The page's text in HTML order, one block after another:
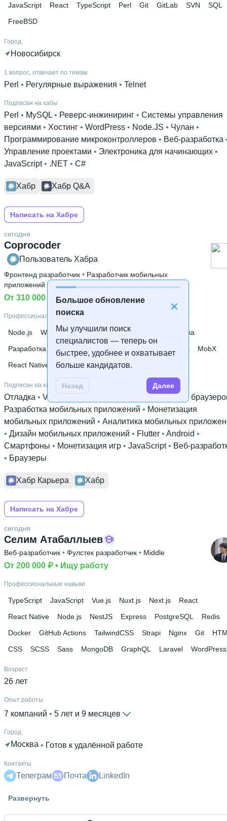
Большое обновление
поиска
Мы улучшили поиск
специалистов — теперь он
быстрее, удобнее и охватывает
больше кандидатов.
Назад Далее
JavaScript React TypeScript Perl Git GitLab SVN
SQL
FreeBSD
Город
Новосибирск
1 вопрос, отвечает по темам
Perl • Регулярные выражения • Telnet
Подписан на хабы
Perl • MySQL • Реверс-инжиниринг • Системы управления
версиями • Хостинг • WordPress • Node.JS • Чулан
Программирование микроконтроллеров • Веб-разработка
Управление проектами • Электроника для начинающих
JavaScript • .NET • C#
Хабр Хабр Q&A
Написать на Хабре
Coprocoder
сегодня
Пользователь Хабра
Фронтенд разработчик • Разработчик мобильных
приложений • Ведущий
От 310 000 ₽
Профессиональные навыки
Node.js Webpack
Кросс-платформенная разработка
Разработка мобильных приложений
MobX
React Native
React TypeScript JavaScript
Подписан на хабы
Отладка • Visual Studio
Расширения для
Разработка мобильных приложений • Монетизация
мобильных приложений • Аналитика мобильных
• Дизайн мобильных приложений • Flutter • Android
Смартфоны • Монетизация игр • JavaScript • Веб-
• Браузеры
Хабр Карьера Хабр
Написать на Хабре
Селим Атабаллыев
сегодня
Веб-разработчик • Фулстек разработчик • Middle
От 200 000 ₽ • Ищу работу
Профессиональные навыки
TypeScript JavaScript Vue.js Nuxt.js Next.js
React
React Native
Node.js NestJS Express PostgreSQL
Redis
Docker
GitHub Actions TailwindCSS Strapi Nginx Git
CSS
SCSS Sass MongoDB GraphQL Laravel WordPress
Возраст
26 лет
Опыт работы
7 компаний 5 лет и 9 месяцев
Город
Москва • Готов к удалённой работе
Контакты
Телеграм Почта LinkedIn
Развернуть